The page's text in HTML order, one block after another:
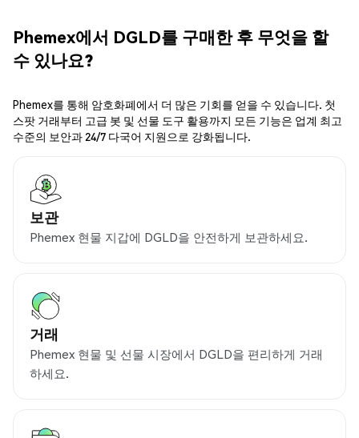
Phemex에서 DGLD를 구매한 후 무엇을 할
수 있나요?
Phemex를 통해 암호화폐에서 더 많은 기회를 얻을 수 있습니다. 첫
스팟 거래부터 고급 봇 및 선물 도구 활용까지 모든 기능은 업계 최고
수준의 보안과 24/7 다국어 지원으로 강화됩니다.
보관
Phemex 현물 지갑에 DGLD을 안전하게 보관하세요.
거래
Phemex 현물 및 선물 시장에서 DGLD을 편리하게 거래
하세요.